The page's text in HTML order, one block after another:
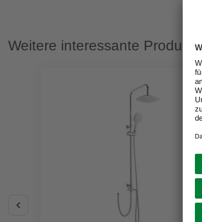
Weitere interessante Produkte